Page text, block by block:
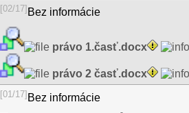
[02/17] Bez informácie
právo 1.časť.docx
právo 2 časť.docx
[01/17] Bez informácie